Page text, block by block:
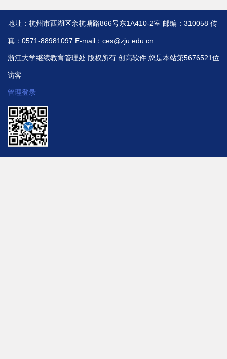
地址：杭州市西湖区余杭塘路866号东1A410-2室 邮编：310058 传
真：0571-88981097 E-mail：ces@zju.edu.cn
浙江大学继续教育管理处 版权所有 创高软件 您是本站第5676521位
访客
管理登录